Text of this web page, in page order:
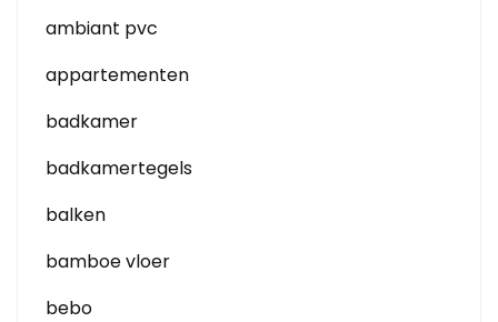
ambiant pvc
appartementen
badkamer
badkamertegels
balken
bamboe vloer
bebo